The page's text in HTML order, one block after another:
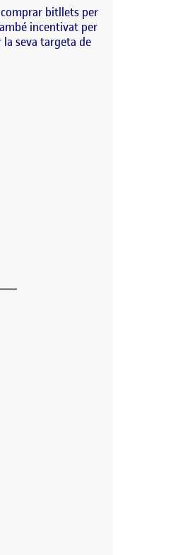
bitllets per
incentivat per
la seva targeta de